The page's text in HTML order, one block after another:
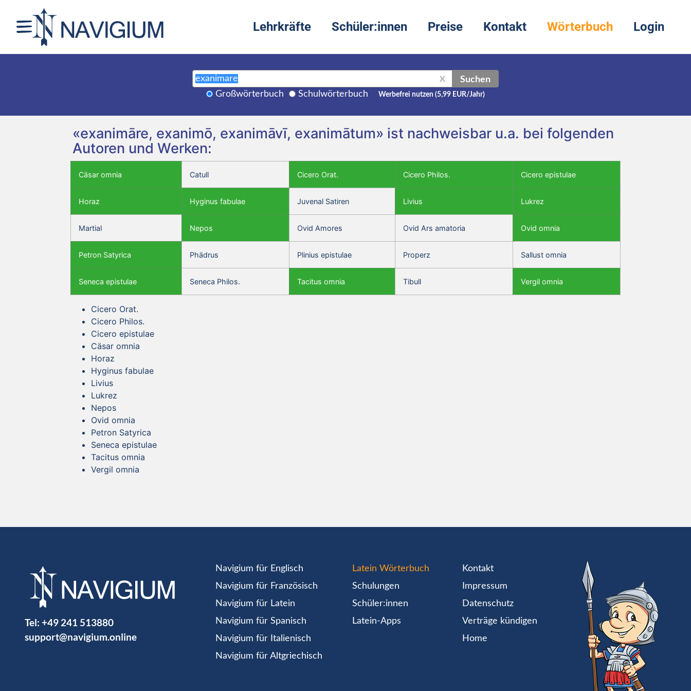
Lehrkräfte Schüler:innen Preise Kontakt Wörterbuch Login
X Suchen
Großwörterbuch Schulwörterbuch Werbefrei nutzen (5,99 EUR/Jahr)
«exanimāre, exanimō, exanimāvī, exanimātum» ist nachweisbar u.a. bei folgenden
Autoren und Werken:
Cäsar omnia Catull Cicero Orat. Cicero Philos. Cicero epistulae
Horaz Hyginus fabulae Juvenal Satiren Livius Lukrez
Martial Nepos Ovid Amores Ovid Ars amatoria Ovid omnia
Petron Satyrica Phädrus Plinius epistulae Properz Sallust omnia
Seneca epistulae Seneca Philos. Tacitus omnia Tibull Vergil omnia
Cicero Orat.
Cicero Philos.
Cicero epistulae
Cäsar omnia
Horaz
Hyginus fabulae
Livius
Lukrez
Nepos
Ovid omnia
Petron Satyrica
Seneca epistulae
Tacitus omnia
Vergil omnia
Tel: +49 241 513880
support@navigium.online
Navigium für Englisch
Navigium für Französisch
Navigium für Latein
Navigium für Spanisch
Navigium für Italienisch
Navigium für Altgriechisch
Latein Wörterbuch
Schulungen
Schüler:innen
Latein-Apps
Kontakt
Impressum
Datenschutz
Verträge kündigen
Home